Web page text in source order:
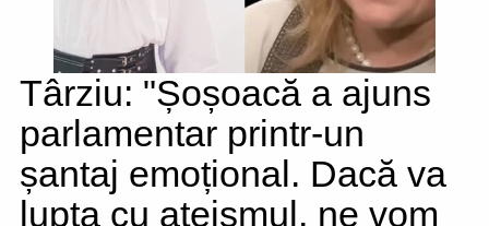
Târziu: "Șoșoacă a ajuns
parlamentar printr-un
șantaj emoțional. Dacă va
lupta cu ateismul, ne vom